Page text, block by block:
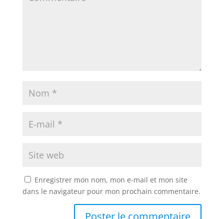
Enregistrer mon nom, mon e-mail et mon site
dans le navigateur pour mon prochain commentaire.